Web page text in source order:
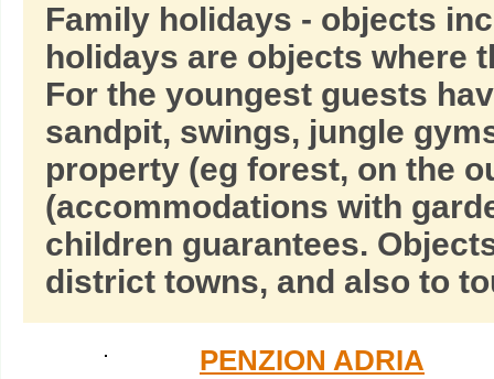
Family holidays - objects
holidays are objects where
For the youngest guests
sandpit, swings, jungle
property (eg forest, on the
(accommodations with
children guarantees.
district towns, and also to
PENZION ADRIA